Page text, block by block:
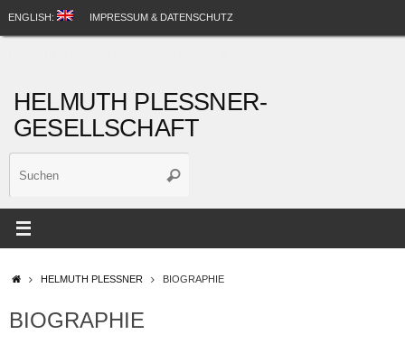
ENGLISH: IMPRESSUM & DATENSCHUTZ
HELMUTH PLESSNER-
GESELLSCHAFT
Suchen
STARTSEITE
HELMUTH PLESSNER BIOGRAPHIE
BIOGRAPHIE